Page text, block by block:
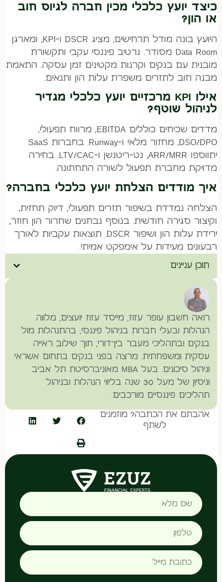
תוכן עניינים
כיצד יועץ כלכלי מכין חברה לגיוס חוב
או הון?
היועץ בונה מודל תרחישים, מציג DSCR ו-KPI, ומארגן
Data Room מסודר. נרטיב פיננסי עקבי ותקשורת
מובנית עם בנקים וקרנות מקטינים זמן עסקה. התאמת
מבנה חוב לתזרים משפרת עלות הון ותנאים.
אילו KPI מרכזיים יועץ כלכלי מגדיר
לניהול שוטף?
מדדים שכיחים כוללים EBITDA, מרווח תפעולי,
DSO/DPO, מחזור מלאי ו-Runway. בחברות SaaS
יתווספו ARR/MRR, נט-ריטנשן ו-LTV/CAC. בחירה
מדויקת מחברת תפעול לשורה התחתונה.
איך מודדים הצלחת יועץ כלכלי בחברה?
הצלחה נמדדת בשיפור תזרים תפעולי, דיוק תחזית,
וקיצור סגירה חודשית. בנוסף נבחנים שחרור הון חוזר,
ירידת עלות הון ושיפור DSCR. תוצאות עקביות לאורך
רבעונים מעידות על אימפקט אמיתי.
רואה חשבון עופר עזוז, מייסד עזוז יועצים, מלווה
הנהלות ובעלי חברות בניהול פיננסי, בהתנהלות מול
בנקים ובתהליכי מעבר בין־דורי, תוך שילוב ראייה
עסקית ומשפחתית. מרצה בפני בנקים בתחום אשראי
וניהול סיכונים. בעל MBA מאוניברסיטת תל אביב
וניסיון של מעל 30 שנה בליווי הנהלות ובניהול
תהליכים פיננסיים מורכבים.
אהבתם את הכתבה? מוזמנים
לשתף